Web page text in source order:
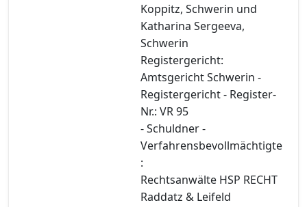
Koppitz, Schwerin und
Katharina Sergeeva,
Schwerin
Registergericht:
Amtsgericht Schwerin -
Registergericht - Register-
Nr.: VR 95
- Schuldner -
Verfahrensbevollmächtigte
:
Rechtsanwälte HSP RECHT
Raddatz & Leifeld